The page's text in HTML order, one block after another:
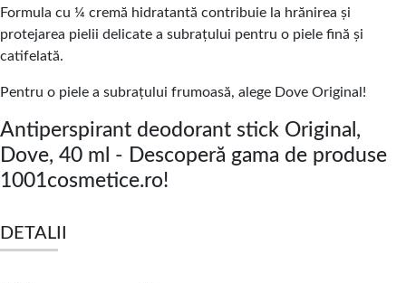
Formula cu ¼ cremă hidratantă contribuie la hrănirea și
protejarea pielii delicate a subrațului pentru o piele fină și
catifelată.
Pentru o piele a subrațului frumoasă, alege Dove Original!
Antiperspirant deodorant stick Original,
Dove, 40 ml - Descoperă gama de produse
1001cosmetice.ro!
DETALII